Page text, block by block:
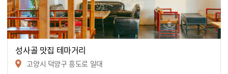
성사골 맛집 테마거리
고양시 덕양구 흥도로 일대